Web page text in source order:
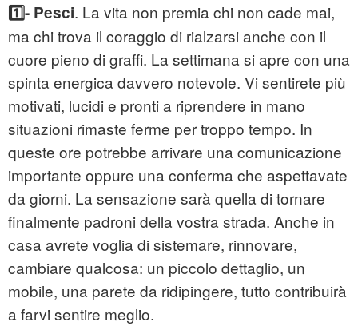
1️⃣- Pesci. La vita non premia chi non cade mai,
ma chi trova il coraggio di rialzarsi anche con il
cuore pieno di graffi. La settimana si apre con una
spinta energica davvero notevole. Vi sentirete più
motivati, lucidi e pronti a riprendere in mano
situazioni rimaste ferme per troppo tempo. In
queste ore potrebbe arrivare una comunicazione
importante oppure una conferma che aspettavate
da giorni. La sensazione sarà quella di tornare
finalmente padroni della vostra strada. Anche in
casa avrete voglia di sistemare, rinnovare,
cambiare qualcosa: un piccolo dettaglio, un
mobile, una parete da ridipingere, tutto contribuirà
a farvi sentire meglio.